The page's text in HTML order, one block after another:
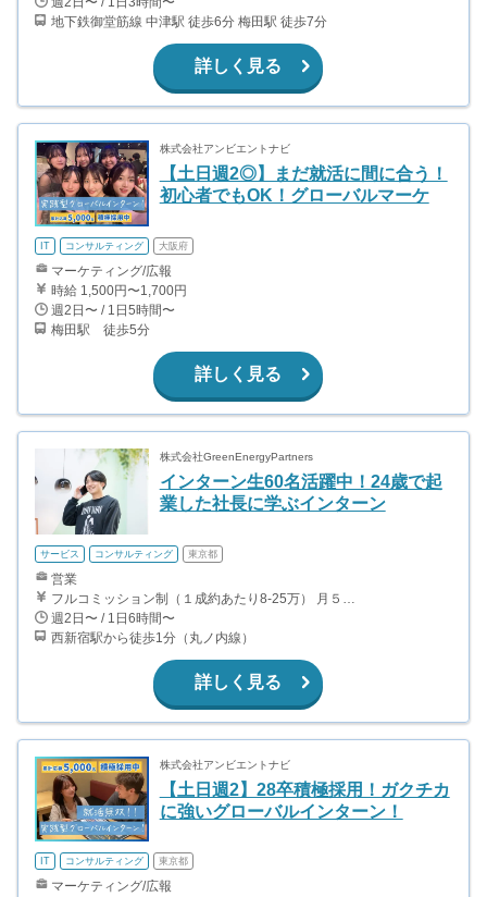
地下鉄御堂筋線 中津駅 徒歩6分 梅田駅 徒歩7分
詳しく見る
株式会社アンビエントナビ
【土日週2◎】まだ就活に間に合う！
初心者でもOK！グローバルマーケ
IT コンサルティング 大阪府
マーケティング/広報
時給 1,500円〜1,700円
週2日〜 / 1日5時間〜
梅田駅 徒歩5分
詳しく見る
株式会社GreenEnergyPartners
インターン生60名活躍中！24歳で起
業した社長に学ぶインターン
サービス コンサルティング 東京都
営業
週2日〜 / 1日6時間〜
西新宿駅から徒歩1分（丸ノ内線）
詳しく見る
株式会社アンビエントナビ
【土日週2】28卒積極採用！ガクチカ
に強いグローバルインターン！
IT コンサルティング 東京都
マーケティング/広報